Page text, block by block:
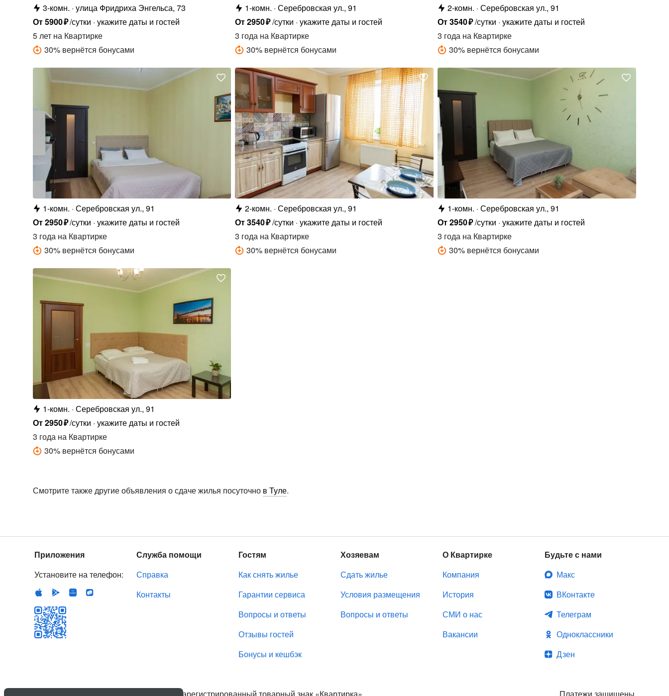
3-комн. улица Фридриха Энгельса, 73
От5900₽/сутки укажите даты и гостей
5 летна Квартирке
30% вернётся бонусами
1-комн. Серебровская ул., 91
От2950₽/сутки укажите даты и гостей
3 года на Квартирке
30% вернётся бонусами
2-комн. Серебровская ул., 91
От3540₽/сутки укажите даты и гостей
3 года на Квартирке
30% вернётся бонусами
1-комн. Серебровская ул., 91
От2950₽/сутки укажите даты и гостей
3 годана Квартирке
30% вернётся бонусами
2-комн. Серебровская ул., 91
От3540₽/сутки укажите даты и гостей
3 года на Квартирке
30% вернётся бонусами
1-комн. Серебровская ул., 91
От2950₽/сутки укажите даты и гостей
3 года на Квартирке
30% вернётся бонусами
1-комн. Серебровская ул., 91
От2950₽/сутки укажите даты и гостей
3 годана Квартирке
30% вернётся бонусами
Смотрите также другие объявления о сдаче жилья посуточно в Туле.
Приложения
Установите на телефон:
Служба помощи
Справка
Контакты
Гостям
Как снять жилье
Гарантии сервиса
Вопросы и ответы
Отзывы гостей
Бонусы и кешбэк
Хозяевам
Сдать жилье
Условия размещения
Вопросы и ответы
О Квартирке
Компания
История
СМИ о нас
Вакансии
Будьте с нами
Макс
ВКонтакте
Телеграм
Одноклассники
Дзен